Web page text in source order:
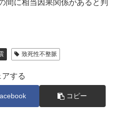
間に相当因果関係があると判
致死性不整脈
アする
コピー